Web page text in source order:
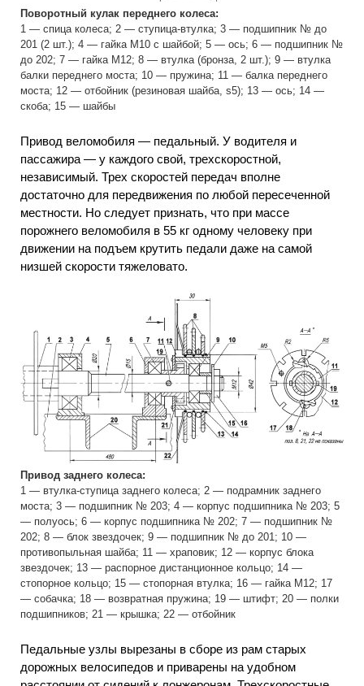
Поворотный кулак переднего колеса:
1 — спица колеса; 2 — ступица-втулка; 3 — подшипник № до
201 (2 шт.); 4 — гайка М10 с шайбой; 5 — ось; 6 — подшипник №
до 202; 7 — гайка М12; 8 — втулка (бронза, 2 шт.); 9 — втулка
балки переднего моста; 10 — пружина; 11 — балка переднего
моста; 12 — отбойник (резиновая шайба, s5); 13 — ось; 14 —
скоба; 15 — шайбы
Привод веломобиля — педальный. У водителя и
пассажира — у каждого свой, трехскоростной,
независимый. Трех скоростей передач вполне
достаточно для передвижения по любой пересеченной
местности. Но следует признать, что при массе
порожнего веломобиля в 55 кг одному человеку при
движении на подъем крутить педали даже на самой
низшей скорости тяжеловато.
Привод заднего колеса:
1 — втулка-ступица заднего колеса; 2 — подрамник заднего
моста; 3 — подшипник № 203; 4 — корпус подшипника № 203; 5
— полуось; 6 — корпус подшипника № 202; 7 — подшипник №
202; 8 — блок звездочек; 9 — подшипник № до 201; 10 —
противопыльная шайба; 11 — храповик; 12 — корпус блока
звездочек; 13 — распорное дистанционное кольцо; 14 —
стопорное кольцо; 15 — стопорная втулка; 16 — гайка M12; 17
— собачка; 18 — возвратная пружина; 19 — штифт; 20 — полки
подшипников; 21 — крышка; 22 — отбойник
Педальные узлы вырезаны в сборе из рам старых
дорожных велосипедов и приварены на удобном